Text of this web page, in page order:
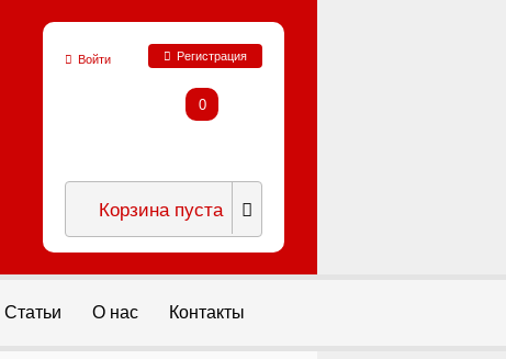
Войти Регистрация
0
Корзина пуста
Статьи О нас Контакты